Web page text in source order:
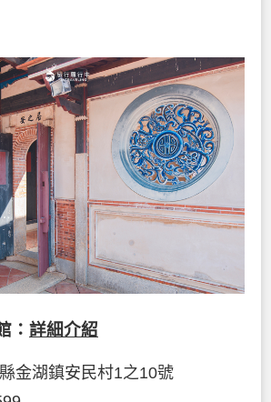
： 詳細介紹
金湖鎮安民村1之10號